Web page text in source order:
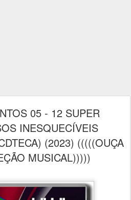
05 - 12 SUPER
INESQUECÍVEIS
(2023) (((((OUÇA
MUSICAL)))))